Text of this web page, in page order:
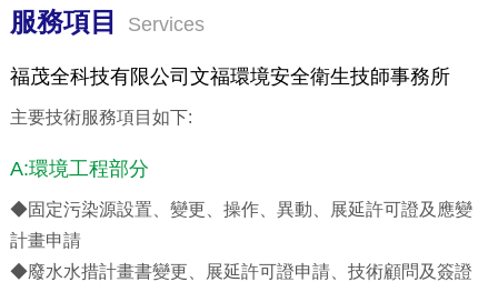
服務項目 Services
福茂全科技有限公司文福環境安全衛生技師事務所
主要技術服務項目如下:
A:環境工程部分
◆固定污染源設置、變更、操作、異動、展延許可證及應變
計畫申請
◆廢水水措計畫書變更、展延許可證申請、技術顧問及簽證